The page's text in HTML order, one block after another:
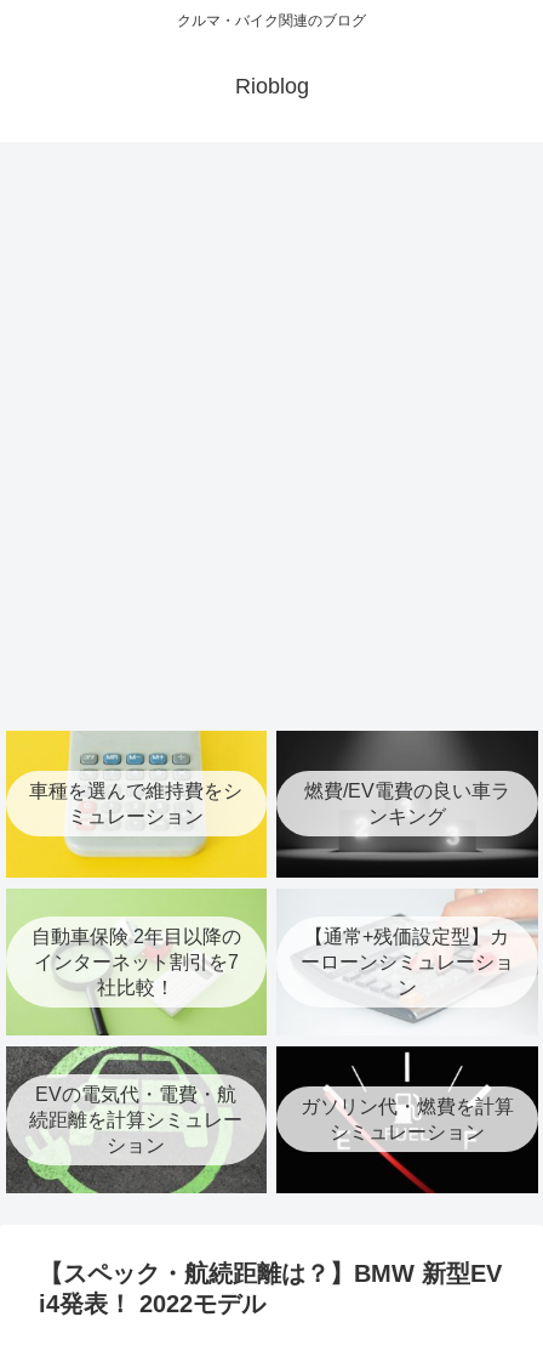
クルマ・バイク関連のブログ
Rioblog
車種を選んで維持費をシ
ミュレーション
燃費/EV電費の良い車ラ
ンキング
自動車保険 2年目以降の
インターネット割引を7
社比較！
【通常+残価設定型】カ
ーローンシミュレーショ
ン
EVの電気代・電費・航
続距離を計算シミュレー
ション
ガソリン代・燃費を計算
シミュレーション
【スペック・航続距離は？】BMW 新型EV
i4発表！ 2022モデル